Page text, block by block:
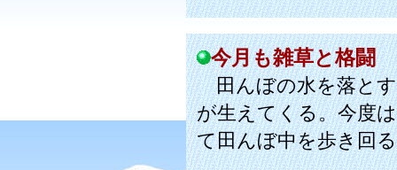
今月も雑草と格闘
田んぼの水を落とす
が生えてくる。今度
て田んぼ中を歩き回